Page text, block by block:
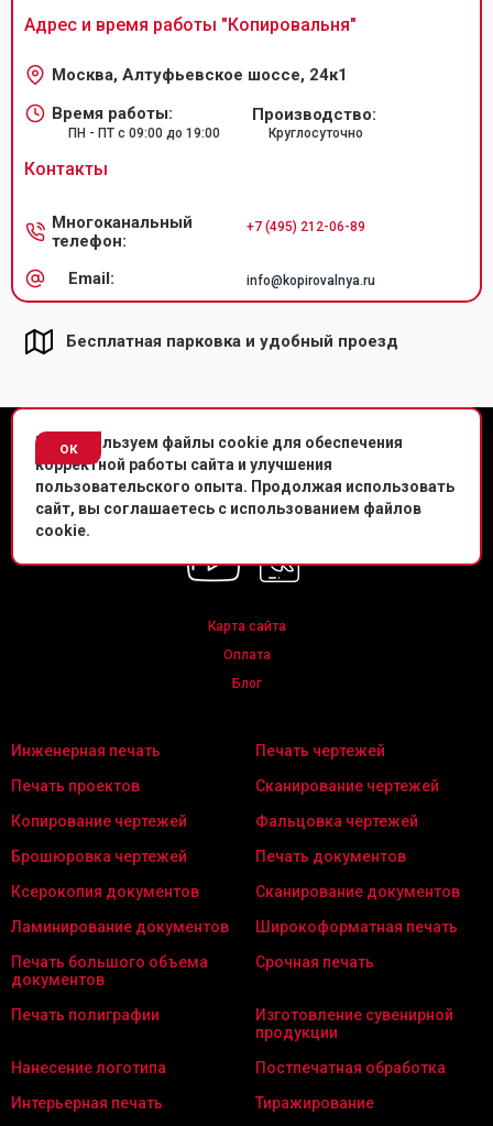
Адрес и время работы "Копировальня"
Москва, Алтуфьевское шоссе, 24к1
Время работы:
ПН - ПТ с 09:00 до 19:00
Производство:
Круглосуточно
Контакты
Многоканальный
телефон:
+7 (495) 212-06-89
Email: info@kopirovalnya.ru
Бесплатная парковка и удобный проезд
ок
Мы используем файлы cookie для обеспечения
корректной работы сайта и улучшения
пользовательского опыта. Продолжая использовать
сайт, вы соглашаетесь с использованием файлов
cookie.
© Копировальный центр «Копировальня» 2013-
Политика конфиденциальности
Мы в соц. сетях
Карта сайта
Оплата
Блог
Инженерная печать
Печать чертежей
Печать проектов
Сканирование чертежей
Копирование чертежей
Фальцовка чертежей
Брошюровка чертежей
Печать документов
Ксерокопия документов
Сканирование документов
Ламинирование документов
Широкоформатная печать
Печать большого объема
документов
Срочная печать
Печать полиграфии
Изготовление сувенирной
продукции
Нанесение логотипа
Постпечатная обработка
Интерьерная печать
Тиражирование